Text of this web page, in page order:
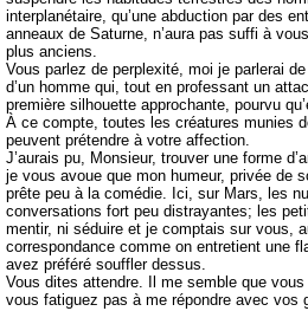
interplanétaire, qu’une abduction par des
anneaux de Saturne, n’aura pas suffi à
plus anciens.
Vous parlez de perplexité, moi je parlerai
d’un homme qui, tout en professant un
première silhouette approchante, pourvu
À ce compte, toutes les créatures munies
peuvent prétendre à votre affection.
J’aurais pu, Monsieur, trouver une forme
je vous avoue que mon humeur, privée de
prête peu à la comédie. Ici, sur Mars, les
conversations fort peu distrayantes; les
mentir, ni séduire et je comptais sur vous,
correspondance comme on entretient une
avez préféré souffler dessus.
Vous dites attendre. Il me semble que
vous fatiguez pas à me répondre avec vos